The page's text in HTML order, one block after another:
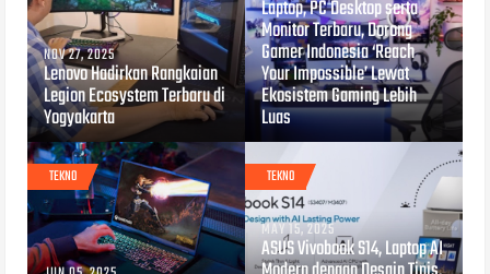
NOV 27, 2025
Lenovo Hadirkan Rangkaian
Legion Ecosystem Terbaru di
Yogyakarta
Laptop, PC Desktop serta
Monitor Terbaru, Dorong
Gamer Indonesia ‘Reach
Your Impossible’ Lewat
Ekosistem Gaming Lebih
Luas
TEKNO TEKNO
MAY 15, 2025
ASUS Vivobook S14, Laptop AI